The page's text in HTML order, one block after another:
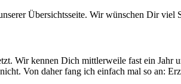
Übersichtsseite. Wir wünschen Dir viel
Wir kennen Dich mittlerweile fast ein Jahr
Von daher fang ich einfach mal so an: